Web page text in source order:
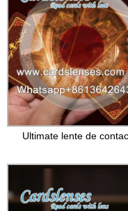
Ultimate lente de